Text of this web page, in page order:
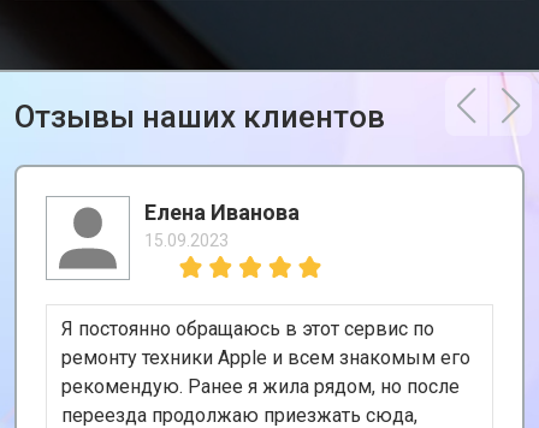
Отзывы наших клиентов
Елена Иванова
15.09.2023
Я постоянно обращаюсь в этот сервис по
ремонту техники Apple и всем знакомым его
рекомендую. Ранее я жила рядом, но после
переезда продолжаю приезжать сюда,